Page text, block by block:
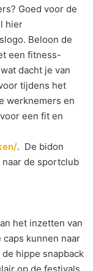
Goed voor de
hier
Beloon de
een fitness-
dacht je van
tijdens het
werknemers en
een fit en
. De bidon
de sportclub
het inzetten van
kunnen naar
hippe snapback